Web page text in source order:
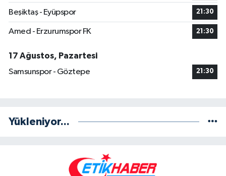
Beşiktaş - Eyüpspor 21:30
Amed - Erzurumspor FK 21:30
17 Ağustos, Pazartesi
Samsunspor - Göztepe
21:30
Yükleniyor...